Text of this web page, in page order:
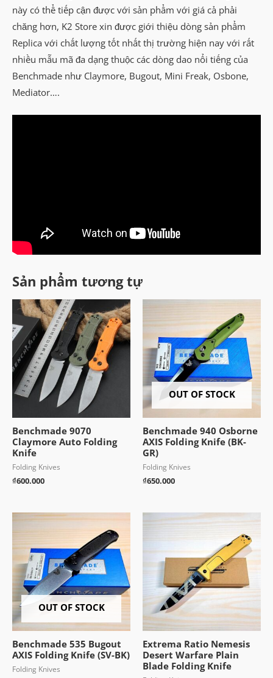
này có thể tiếp cận được với sản phẩm với giá cả phải
chăng hơn, K2 Store xin được giới thiệu dòng sản phẩm
Replica với chất lượng tốt nhất thị trường hiện nay với rất
nhiều mẫu mã đa dạng thuộc các dòng dao nổi tiếng của
Benchmade như Claymore, Bugout, Mini Freak, Osbone,
Mediator….
Sản phẩm tương tự
Benchmade 9070
Claymore Auto Folding
Knife
Folding Knives
₫600.000
OUT OF STOCK
Benchmade 940 Osborne
AXIS Folding Knife (BK-
GR)
Folding Knives
₫650.000
OUT OF STOCK
Benchmade 535 Bugout
AXIS Folding Knife (SV-BK)
Folding Knives
Extrema Ratio Nemesis
Desert Warfare Plain
Blade Folding Knife